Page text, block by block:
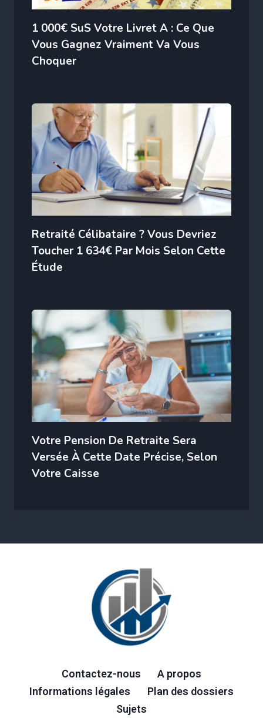
1 000€ SuS Votre Livret A : Ce Que
Vous Gagnez Vraiment Va Vous
Choquer
Retraité Célibataire ? Vous Devriez
Toucher 1 634€ Par Mois Selon Cette
Étude
Votre Pension De Retraite Sera
Versée À Cette Date Précise, Selon
Votre Caisse
Contactez-nous
A propos
Informations légales
Plan des dossiers
Sujets